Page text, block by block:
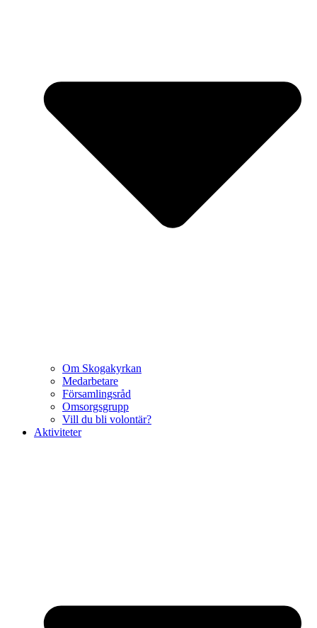
Om Skogakyrkan
Medarbetare
Församlingsråd
Omsorgsgrupp
Vill du bli volontär?
Aktiviteter